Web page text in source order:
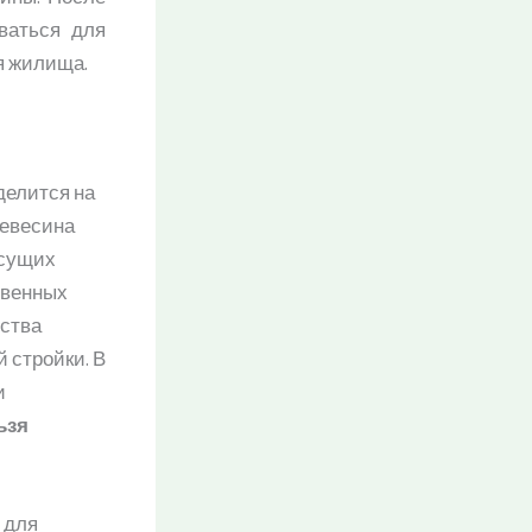
для
жилища.
на
стройки. В